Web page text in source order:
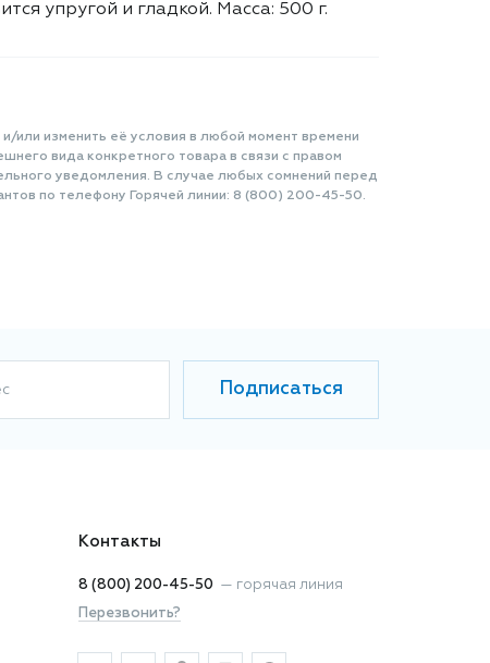
упругой и гладкой. Масса: 500 г.
или изменить её условия в любой момент времени
вида конкретного товара в связи с правом
уведомления. В случае любых сомнений перед
по телефону Горячей линии: 8 (800) 200-45-50.
Подписаться
Контакты
8 (800) 200-45-50 — горячая линия
Перезвонить?